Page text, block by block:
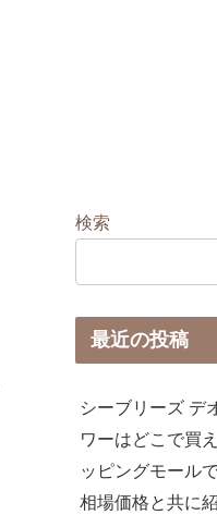
検索
最近の投稿
シーブリーズ デ
ワーはどこで買
ッピングモール
相場価格と共に